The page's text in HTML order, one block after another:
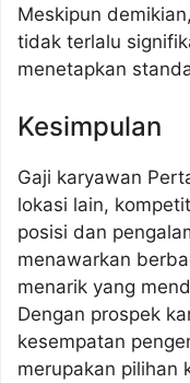
Meskipun
tidak terlalu
menetapkan
Kesimpulan
Gaji karyawan
lokasi lain,
posisi dan
menawarkan
menarik yang
Dengan prospek
kesempatan
merupakan pilihan